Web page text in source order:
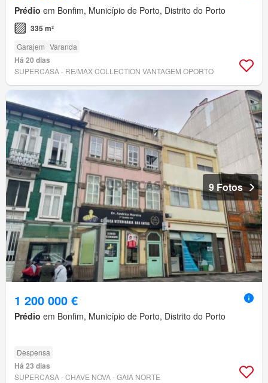
Prédio em Bonfim, Município de Porto, Distrito do Porto
335 m²
Garajem Varanda
Há 20 dias
SUPERCASA - RE/MAX COLLECTION VANTAGEM OPORTO
9 Fotos
1 200 000 €
Prédio em Bonfim, Município de Porto, Distrito do Porto
Despensa
Há 23 dias
SUPERCASA - CHAVE NOVA - GAIA NORTE